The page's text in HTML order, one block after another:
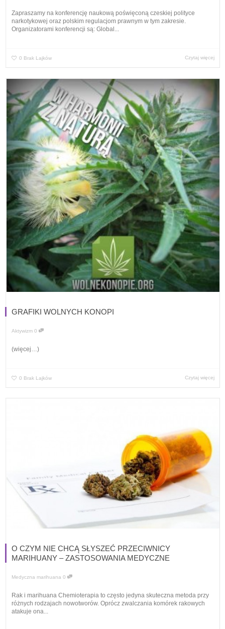
Zapraszamy na konferencję naukową poświęconą czeskiej polityce
narkotykowej oraz polskim regulacjom prawnym w tym zakresie.
Organizatorami konferencji są: Global...
0 Brak Lajków Czytaj więcej
GRAFIKI WOLNYCH KONOPI
Aktywizm 0
(więcej…)
0 Brak Lajków Czytaj więcej
O CZYM NIE CHCĄ SŁYSZEĆ PRZECIWNICY
MARIHUANY – ZASTOSOWANIA MEDYCZNE
Medyczna marihuana 0
Rak i marihuana Chemioterapia to często jedyna skuteczna metoda przy
różnych rodzajach nowotworów. Oprócz zwalczania komórek rakowych
atakuje ona...